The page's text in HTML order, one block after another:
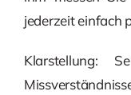
jederzeit einfach
Klarstellung: